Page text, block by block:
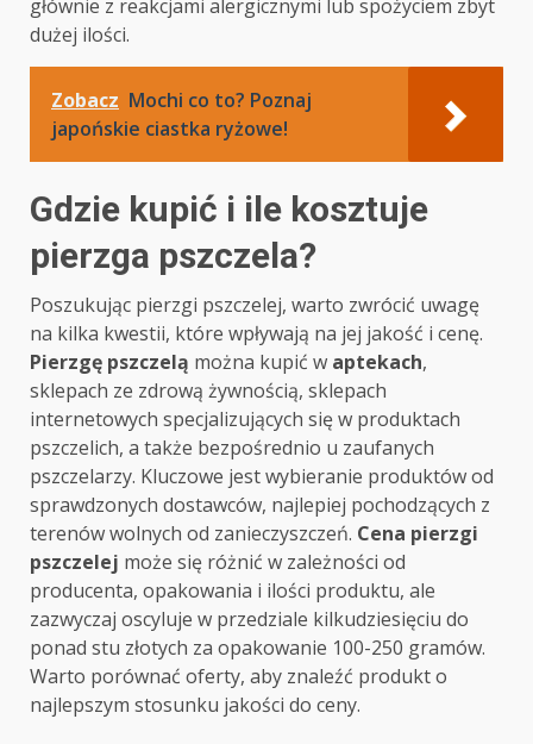
głównie z reakcjami alergicznymi lub spożyciem zbyt
dużej ilości.
Zobacz Mochi co to? Poznaj
japońskie ciastka ryżowe!
Gdzie kupić i ile kosztuje
pierzga pszczela?
Poszukując pierzgi pszczelej, warto zwrócić uwagę
na kilka kwestii, które wpływają na jej jakość i cenę.
Pierzgę pszczelą można kupić w aptekach,
sklepach ze zdrową żywnością, sklepach
internetowych specjalizujących się w produktach
pszczelich, a także bezpośrednio u zaufanych
pszczelarzy. Kluczowe jest wybieranie produktów od
sprawdzonych dostawców, najlepiej pochodzących z
terenów wolnych od zanieczyszczeń. Cena pierzgi
pszczelej może się różnić w zależności od
producenta, opakowania i ilości produktu, ale
zazwyczaj oscyluje w przedziale kilkudziesięciu do
ponad stu złotych za opakowanie 100-250 gramów.
Warto porównać oferty, aby znaleźć produkt o
najlepszym stosunku jakości do ceny.